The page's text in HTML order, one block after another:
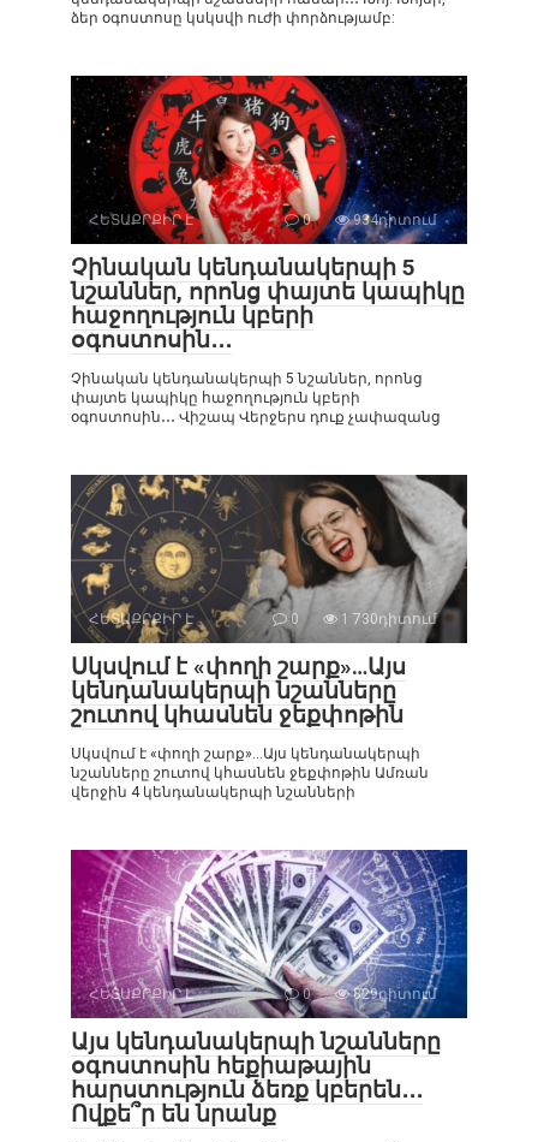
ձեր օգոստոսը կսկսվի ուժի փորձությամբ:
ՀԵՏԱՔՐՔԻՐ Է 0 934դիտում
Չինական կենդանակերպի 5
նշաններ, որոնց փայտե կապիկը
հաջողություն կբերի
օգոստոսին․․․
Չինական կենդանակերպի 5 նշաններ, որոնց
փայտե կապիկը հաջողություն կբերի
օգոստոսին․․․ Վիշապ Վերջերս դուք չափազանց
ՀԵՏԱՔՐՔԻՐ Է 0 1 730դիտում
Սկսվում է «փողի շարք»…Այս
կենդանակերպի նշանները
շուտով կհասնեն ջեքփոթին
Սկսվում է «փողի շարք»…Այս կենդանակերպի
նշանները շուտով կհասնեն ջեքփոթին Ամռան
վերջին 4 կենդանակերպի նշանների
ՀԵՏԱՔՐՔԻՐ Է 0 829դիտում
Այս կենդանակերպի նշանները
օգոստոսին հեքիաթային
հարստություն ձեռք կբերեն․․․
Ովքե՞ր են նրանք